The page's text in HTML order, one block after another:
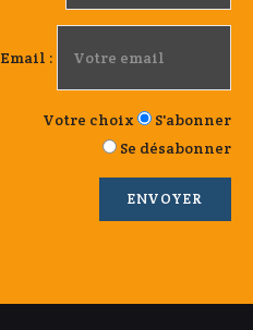
Email :
Votre choix
S'abonner
Se désabonner